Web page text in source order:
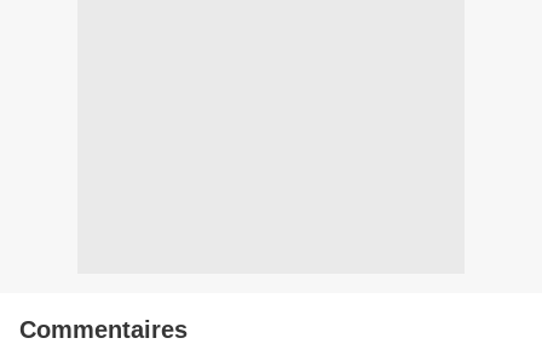
Commentaires